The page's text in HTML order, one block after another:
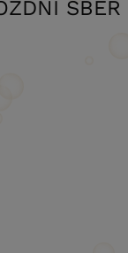
SBĚR